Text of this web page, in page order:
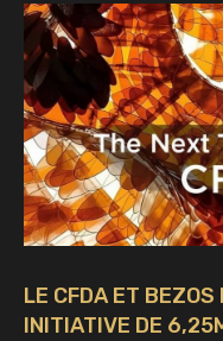
LE CFDA ET BEZOS
INITIATIVE DE